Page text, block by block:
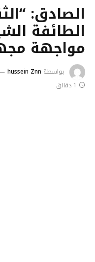
الصادق:
الطائفة
مواجهة
بواسطة hussein Znn
1 دقائق